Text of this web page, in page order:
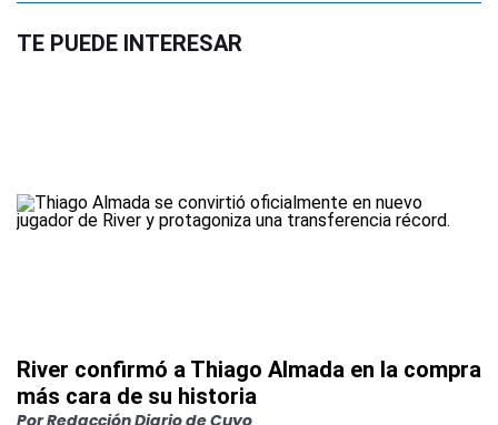
TE PUEDE INTERESAR
River confirmó a Thiago Almada en la compra
más cara de su historia